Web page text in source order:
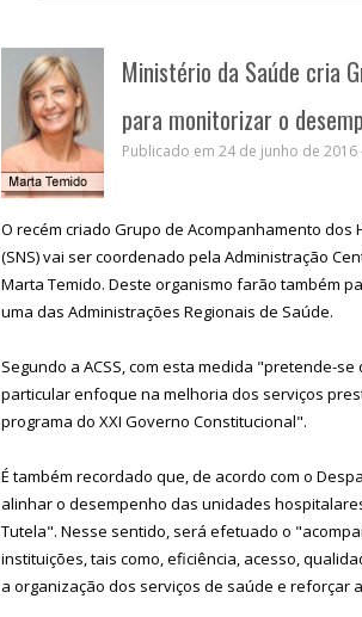
Ministério da Saúde cria
para monitorizar o
Publicado em 24 de junho de 2016
O recém criado Grupo de Acompanhamento dos
(SNS) vai ser coordenado pela Administração
Marta Temido. Deste organismo farão também
uma das Administrações Regionais de Saúde.
Segundo a ACSS, com esta medida "pretende-se
particular enfoque na melhoria dos serviços
programa do XXI Governo Constitucional".
É também recordado que, de acordo com o
alinhar o desempenho das unidades
Tutela". Nesse sentido, será efetuado o
instituições, tais como, eficiência, acesso,
a organização dos serviços de saúde e reforçar